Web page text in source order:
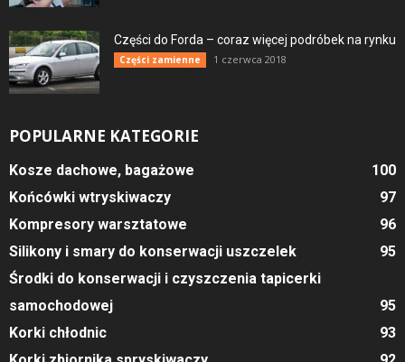
Części do Forda – coraz więcej podróbek na rynku
Części zamienne 1 czerwca 2018
POPULARNE KATEGORIE
Kosze dachowe, bagażowe
100
Końcówki wtryskiwaczy
97
Kompresory warsztatowe
96
Silikony i smary do konserwacji uszczelek
95
Środki do konserwacji i czyszczenia tapicerki
samochodowej
95
Korki chłodnic
93